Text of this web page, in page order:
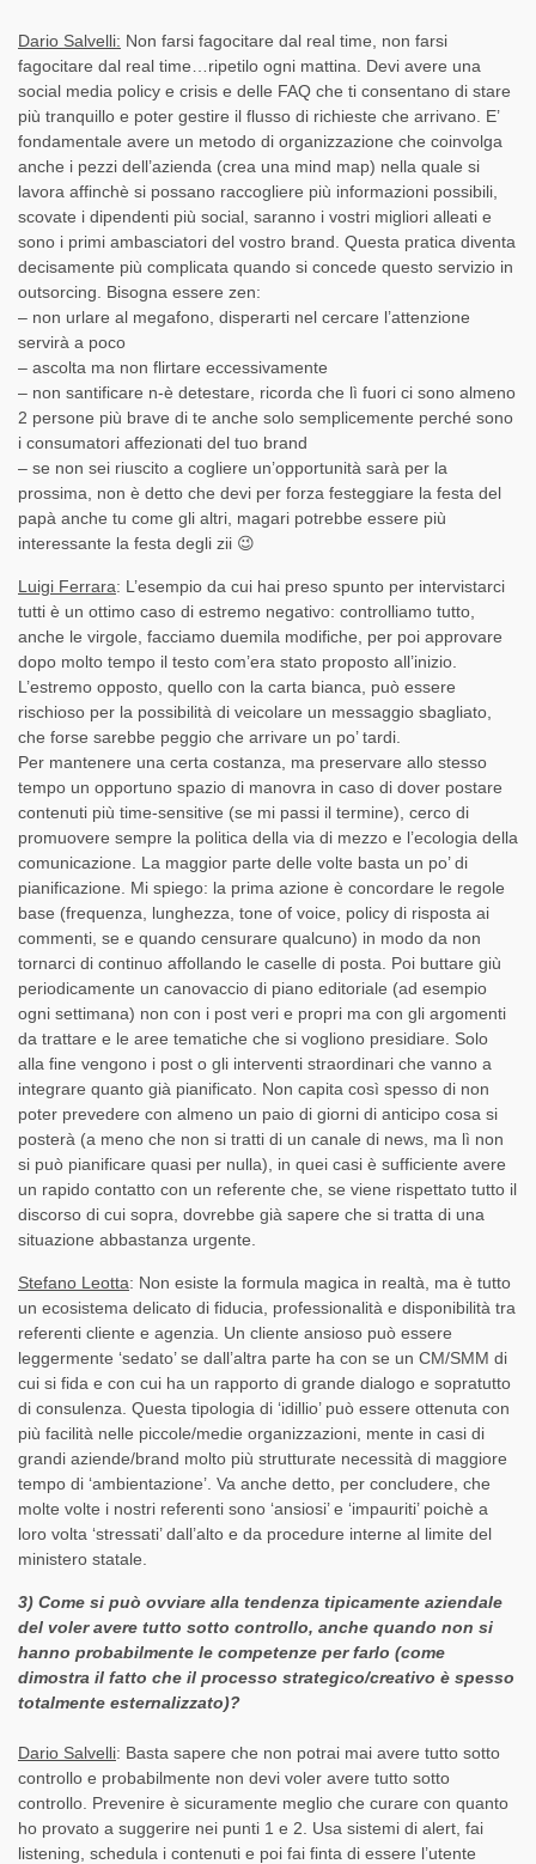
Dario Salvelli: Non farsi fagocitare dal real time, non farsi
fagocitare dal real time…ripetilo ogni mattina. Devi avere una
social media policy e crisis e delle FAQ che ti consentano di stare
più tranquillo e poter gestire il flusso di richieste che arrivano. E’
fondamentale avere un metodo di organizzazione che coinvolga
anche i pezzi dell’azienda (crea una mind map) nella quale si
lavora affinchè si possano raccogliere più informazioni possibili,
scovate i dipendenti più social, saranno i vostri migliori alleati e
sono i primi ambasciatori del vostro brand. Questa pratica diventa
decisamente più complicata quando si concede questo servizio in
outsorcing. Bisogna essere zen:
– non urlare al megafono, disperarti nel cercare l’attenzione
servirà a poco
– ascolta ma non flirtare eccessivamente
– non santificare n-è detestare, ricorda che lì fuori ci sono almeno
2 persone più brave di te anche solo semplicemente perché sono
i consumatori affezionati del tuo brand
– se non sei riuscito a cogliere un’opportunità sarà per la
prossima, non è detto che devi per forza festeggiare la festa del
papà anche tu come gli altri, magari potrebbe essere più
interessante la festa degli zii 😉
Luigi Ferrara: L’esempio da cui hai preso spunto per intervistarci
tutti è un ottimo caso di estremo negativo: controlliamo tutto,
anche le virgole, facciamo duemila modifiche, per poi approvare
dopo molto tempo il testo com’era stato proposto all’inizio.
L’estremo opposto, quello con la carta bianca, può essere
rischioso per la possibilità di veicolare un messaggio sbagliato,
che forse sarebbe peggio che arrivare un po’ tardi.
Per mantenere una certa costanza, ma preservare allo stesso
tempo un opportuno spazio di manovra in caso di dover postare
contenuti più time-sensitive (se mi passi il termine), cerco di
promuovere sempre la politica della via di mezzo e l’ecologia della
comunicazione. La maggior parte delle volte basta un po’ di
pianificazione. Mi spiego: la prima azione è concordare le regole
base (frequenza, lunghezza, tone of voice, policy di risposta ai
commenti, se e quando censurare qualcuno) in modo da non
tornarci di continuo affollando le caselle di posta. Poi buttare giù
periodicamente un canovaccio di piano editoriale (ad esempio
ogni settimana) non con i post veri e propri ma con gli argomenti
da trattare e le aree tematiche che si vogliono presidiare. Solo
alla fine vengono i post o gli interventi straordinari che vanno a
integrare quanto già pianificato. Non capita così spesso di non
poter prevedere con almeno un paio di giorni di anticipo cosa si
posterà (a meno che non si tratti di un canale di news, ma lì non
si può pianificare quasi per nulla), in quei casi è sufficiente avere
un rapido contatto con un referente che, se viene rispettato tutto il
discorso di cui sopra, dovrebbe già sapere che si tratta di una
situazione abbastanza urgente.
Stefano Leotta: Non esiste la formula magica in realtà, ma è tutto
un ecosistema delicato di fiducia, professionalità e disponibilità tra
referenti cliente e agenzia. Un cliente ansioso può essere
leggermente ‘sedato’ se dall’altra parte ha con se un CM/SMM di
cui si fida e con cui ha un rapporto di grande dialogo e sopratutto
di consulenza. Questa tipologia di ‘idillio’ può essere ottenuta con
più facilità nelle piccole/medie organizzazioni, mente in casi di
grandi aziende/brand molto più strutturate necessità di maggiore
tempo di ‘ambientazione’. Va anche detto, per concludere, che
molte volte i nostri referenti sono ‘ansiosi’ e ‘impauriti’ poichè a
loro volta ‘stressati’ dall’alto e da procedure interne al limite del
ministero statale.
3) Come si può ovviare alla tendenza tipicamente aziendale
del voler avere tutto sotto controllo, anche quando non si
hanno probabilmente le competenze per farlo (come
dimostra il fatto che il processo strategico/creativo è spesso
totalmente esternalizzato)?
Dario Salvelli: Basta sapere che non potrai mai avere tutto sotto
controllo e probabilmente non devi voler avere tutto sotto
controllo. Prevenire è sicuramente meglio che curare con quanto
ho provato a suggerire nei punti 1 e 2. Usa sistemi di alert, fai
listening, schedula i contenuti e poi fai finta di essere l’utente